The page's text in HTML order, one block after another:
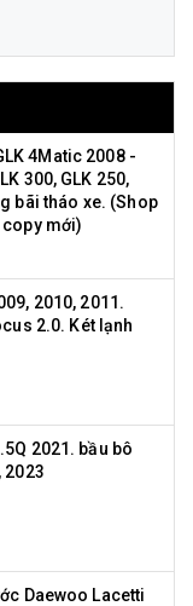
4Matic 2008 -
300, GLK 250,
bãi tháo xe. (Shop
mới)
2010, 2011.
2.0. Két lạnh
2021. bầu bô
2023
Daewoo Lacetti